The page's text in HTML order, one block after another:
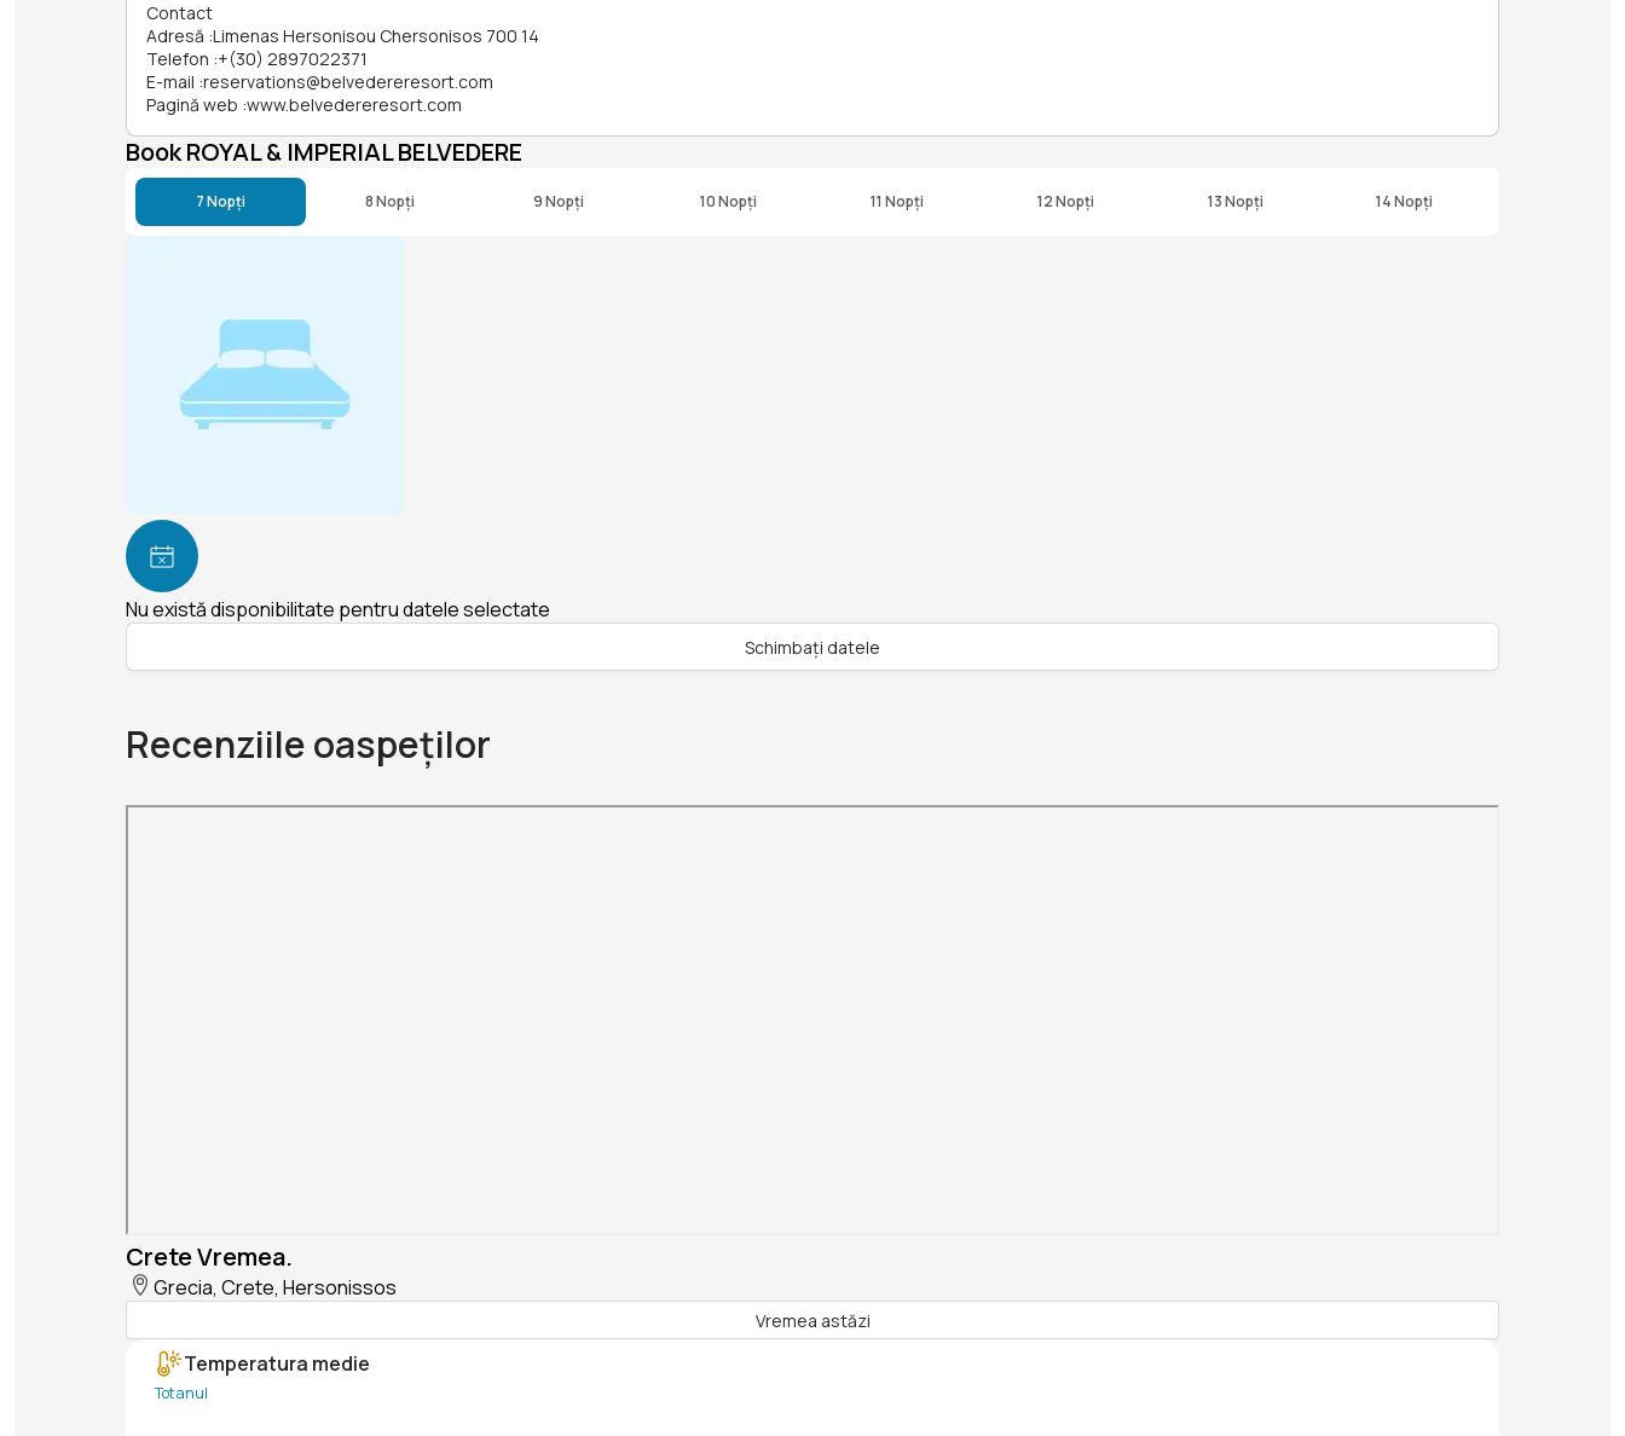
Contact
Adresă :Limenas Hersonisou Chersonisos 700 14
Telefon :+(30) 2897022371
E-mail :reservations@belvedereresort.com
Pagină web :www.belvedereresort.com
Book ROYAL & IMPERIAL BELVEDERE
7 Nopți 8 Nopți 9 Nopți 10 Nopți 11 Nopți 12 Nopți 13 Nopți 14 Nopți
Nu există disponibilitate pentru datele selectate
Schimbați datele
Recenziile oaspeților
Crete Vremea.
Grecia, Crete, Hersonissos
Vremea astăzi
Temperatura medie
Tot anul